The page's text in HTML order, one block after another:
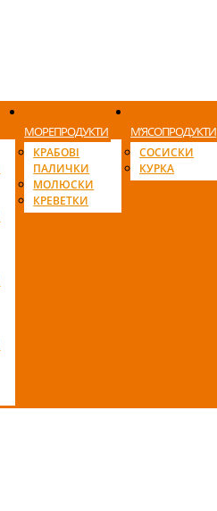
МОРЕПРОДУКТИ
КРАБОВІ
ПАЛИЧКИ
МОЛЮСКИ
КРЕВЕТКИ
М’ЯСОПРОДУКТИ
СОСИСКИ
КУРКА